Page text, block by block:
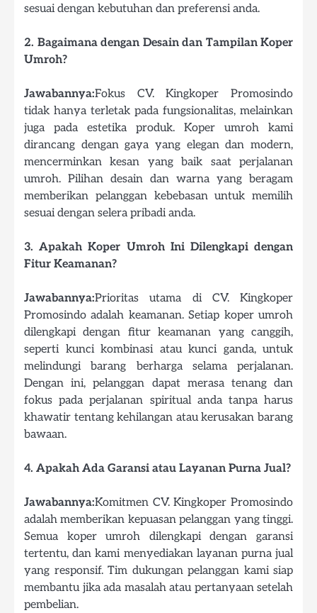
sesuai dengan kebutuhan dan preferensi anda.
2. Bagaimana dengan Desain dan Tampilan Koper
Umroh?
Jawabannya:Fokus CV. Kingkoper Promosindo
tidak hanya terletak pada fungsionalitas, melainkan
juga pada estetika produk. Koper umroh kami
dirancang dengan gaya yang elegan dan modern,
mencerminkan kesan yang baik saat perjalanan
umroh. Pilihan desain dan warna yang beragam
memberikan pelanggan kebebasan untuk memilih
sesuai dengan selera pribadi anda.
3. Apakah Koper Umroh Ini Dilengkapi dengan
Fitur Keamanan?
Jawabannya:Prioritas utama di CV. Kingkoper
Promosindo adalah keamanan. Setiap koper umroh
dilengkapi dengan fitur keamanan yang canggih,
seperti kunci kombinasi atau kunci ganda, untuk
melindungi barang berharga selama perjalanan.
Dengan ini, pelanggan dapat merasa tenang dan
fokus pada perjalanan spiritual anda tanpa harus
khawatir tentang kehilangan atau kerusakan barang
bawaan.
4. Apakah Ada Garansi atau Layanan Purna Jual?
Jawabannya:Komitmen CV. Kingkoper Promosindo
adalah memberikan kepuasan pelanggan yang tinggi.
Semua koper umroh dilengkapi dengan garansi
tertentu, dan kami menyediakan layanan purna jual
yang responsif. Tim dukungan pelanggan kami siap
membantu jika ada masalah atau pertanyaan setelah
pembelian.